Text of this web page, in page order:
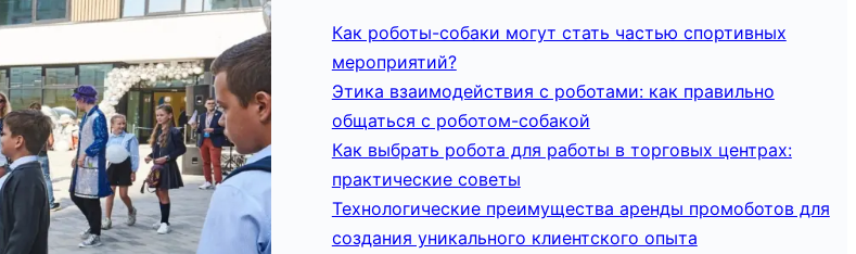
Как роботы-собаки могут стать частью спортивных
мероприятий?
Этика взаимодействия с роботами: как правильно
общаться с роботом-собакой
Как выбрать робота для работы в торговых центрах:
практические советы
Технологические преимущества аренды промоботов для
создания уникального клиентского опыта